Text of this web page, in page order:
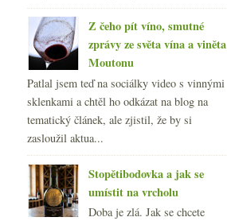
Z čeho pít víno, smutné
zprávy ze světa vína a viněta
Moutonu
Patlal jsem teď na sociálky video s vinnými
sklenkami a chtěl ho odkázat na blog na
tematický článek, ale zjistil, že by si
zasloužil aktua...
Stopětibodovka a jak se
umístit na vrcholu
Doba je zlá. Jak se chcete